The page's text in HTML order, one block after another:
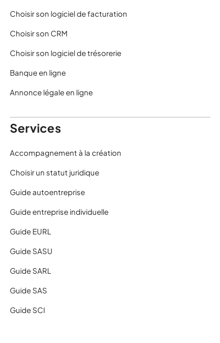
Choisir son logiciel de facturation
Choisir son CRM
Choisir son logiciel de trésorerie
Banque en ligne
Annonce légale en ligne
Services
Accompagnement à la création
Choisir un statut juridique
Guide autoentreprise
Guide entreprise individuelle
Guide EURL
Guide SASU
Guide SARL
Guide SAS
Guide SCI